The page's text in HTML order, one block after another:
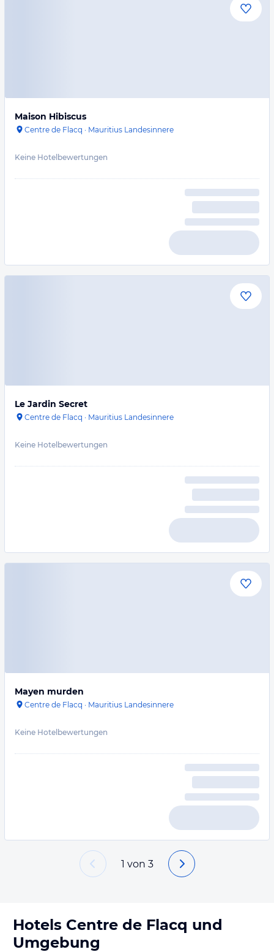
Maison Hibiscus
Centre de Flacq · Mauritius Landesinnere
Keine Hotelbewertungen
Le Jardin Secret
Centre de Flacq · Mauritius Landesinnere
Keine Hotelbewertungen
Mayen murden
Centre de Flacq · Mauritius Landesinnere
Keine Hotelbewertungen
1 von 3
Hotels Centre de Flacq und
Umgebung